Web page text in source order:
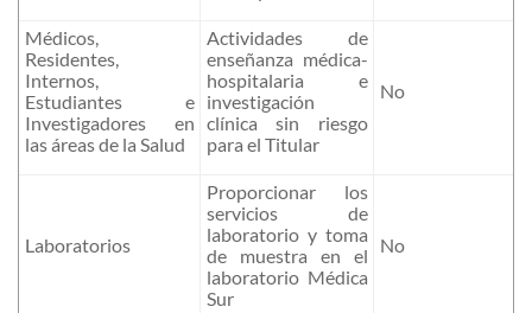
Médicos,
Residentes,
Internos,
Estudiantes e
Investigadores en
las áreas de la Salud
Actividades de
enseñanza médica-
hospitalaria e
investigación
clínica sin riesgo
para el Titular
No
Laboratorios
Proporcionar los
servicios de
laboratorio y toma
de muestra en el
laboratorio Médica
Sur
No